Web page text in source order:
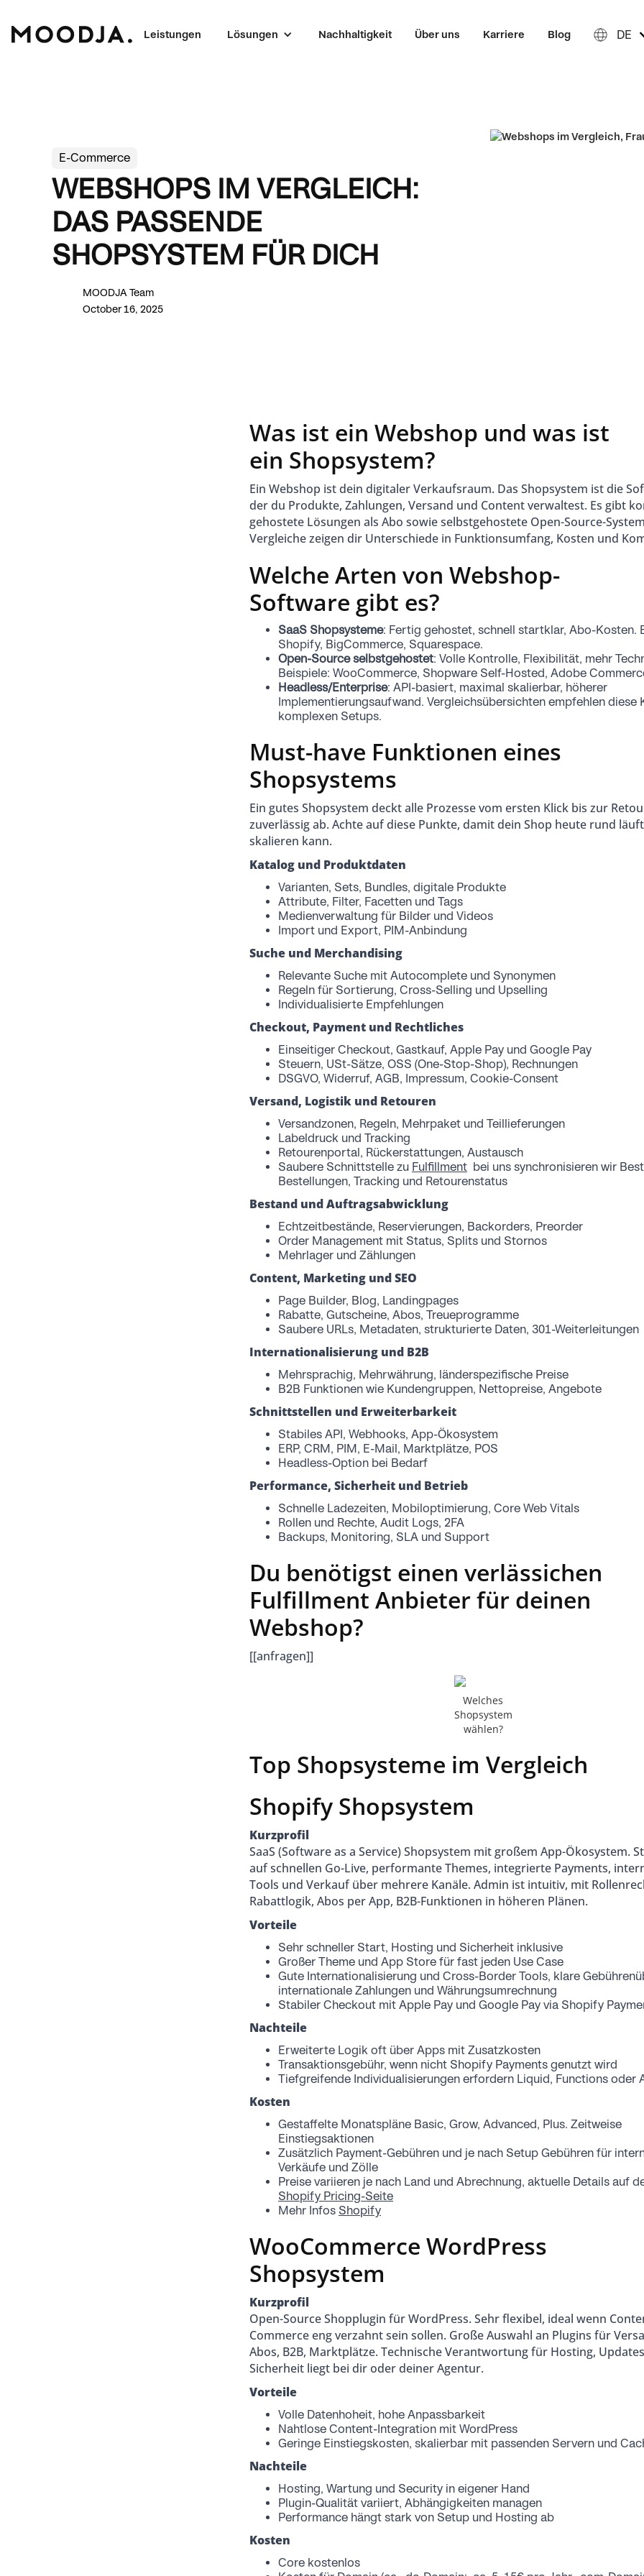
Leistungen Lösungen Nachhaltigkeit Über uns Karriere Blog DE
E-Commerce
WEBSHOPS IM VERGLEICH:
DAS PASSENDE
SHOPSYSTEM FÜR DICH
MOODJA Team
October 16, 2025
Was ist ein Webshop und was ist
ein Shopsystem?
Ein Webshop ist dein digitaler Verkaufsraum. Das Shopsystem ist die
der du Produkte, Zahlungen, Versand und Content verwaltest. Es gibt
gehostete Lösungen als Abo sowie selbstgehostete Open-Source-
Vergleiche zeigen dir Unterschiede in Funktionsumfang, Kosten und
Welche Arten von Webshop-
Software gibt es?
SaaS Shopsysteme: Fertig gehostet, schnell startklar, Abo-Kosten.
Shopify, BigCommerce, Squarespace.
Open-Source selbstgehostet: Volle Kontrolle, Flexibilität, mehr
Beispiele: WooCommerce, Shopware Self-Hosted, Adobe
Headless/Enterprise: API-basiert, maximal skalierbar, höherer
Implementierungsaufwand. Vergleichsübersichten empfehlen diese
komplexen Setups.
Must-have Funktionen eines
Shopsystems
Ein gutes Shopsystem deckt alle Prozesse vom ersten Klick bis zur
zuverlässig ab. Achte auf diese Punkte, damit dein Shop heute rund
skalieren kann.
Katalog und Produktdaten
Varianten, Sets, Bundles, digitale Produkte
Attribute, Filter, Facetten und Tags
Medienverwaltung für Bilder und Videos
Import und Export, PIM-Anbindung
Suche und Merchandising
Relevante Suche mit Autocomplete und Synonymen
Regeln für Sortierung, Cross-Selling und Upselling
Individualisierte Empfehlungen
Checkout, Payment und Rechtliches
Einseitiger Checkout, Gastkauf, Apple Pay und Google Pay
Steuern, USt-Sätze, OSS (One-Stop-Shop), Rechnungen
DSGVO, Widerruf, AGB, Impressum, Cookie-Consent
Versand, Logistik und Retouren
Versandzonen, Regeln, Mehrpaket und Teillieferungen
Labeldruck und Tracking
Retourenportal, Rückerstattungen, Austausch
Saubere Schnittstelle zu Fulfillment bei uns synchronisieren wir
Bestellungen, Tracking und Retourenstatus
Bestand und Auftragsabwicklung
Echtzeitbestände, Reservierungen, Backorders, Preorder
Order Management mit Status, Splits und Stornos
Mehrlager und Zählungen
Content, Marketing und SEO
Page Builder, Blog, Landingpages
Rabatte, Gutscheine, Abos, Treueprogramme
Saubere URLs, Metadaten, strukturierte Daten, 301-Weiterleitungen
Internationalisierung und B2B
Mehrsprachig, Mehrwährung, länderspezifische Preise
B2B Funktionen wie Kundengruppen, Nettopreise, Angebote
Schnittstellen und Erweiterbarkeit
Stabiles API, Webhooks, App-Ökosystem
ERP, CRM, PIM, E-Mail, Marktplätze, POS
Headless-Option bei Bedarf
Performance, Sicherheit und Betrieb
Schnelle Ladezeiten, Mobiloptimierung, Core Web Vitals
Rollen und Rechte, Audit Logs, 2FA
Backups, Monitoring, SLA und Support
Du benötigst einen verlässichen
Fulfillment Anbieter für deinen
Webshop?
[[anfragen]]
Welches
Shopsystem
wählen?
Top Shopsysteme im Vergleich
Shopify Shopsystem
Kurzprofil
SaaS (Software as a Service) Shopsystem mit großem App-Ökosystem.
auf schnellen Go-Live, performante Themes, integrierte Payments,
Tools und Verkauf über mehrere Kanäle. Admin ist intuitiv, mit
Rabattlogik, Abos per App, B2B-Funktionen in höheren Plänen.
Vorteile
Sehr schneller Start, Hosting und Sicherheit inklusive
Großer Theme und App Store für fast jeden Use Case
Gute Internationalisierung und Cross-Border Tools, klare
internationale Zahlungen und Währungsumrechnung
Stabiler Checkout mit Apple Pay und Google Pay via Shopify
Nachteile
Erweiterte Logik oft über Apps mit Zusatzkosten
Transaktionsgebühr, wenn nicht Shopify Payments genutzt wird
Tiefgreifende Individualisierungen erfordern Liquid, Functions oder
Kosten
Gestaffelte Monatspläne Basic, Grow, Advanced, Plus. Zeitweise
Einstiegsaktionen
Zusätzlich Payment-Gebühren und je nach Setup Gebühren für
Verkäufe und Zölle
Preise variieren je nach Land und Abrechnung, aktuelle Details auf
Shopify Pricing-Seite
Mehr Infos Shopify
WooCommerce WordPress
Shopsystem
Kurzprofil
Open-Source Shopplugin für WordPress. Sehr flexibel, ideal wenn
Commerce eng verzahnt sein sollen. Große Auswahl an Plugins für
Abos, B2B, Marktplätze. Technische Verantwortung für Hosting,
Sicherheit liegt bei dir oder deiner Agentur.
Vorteile
Volle Datenhoheit, hohe Anpassbarkeit
Nahtlose Content-Integration mit WordPress
Geringe Einstiegskosten, skalierbar mit passenden Servern und
Nachteile
Hosting, Wartung und Security in eigener Hand
Plugin-Qualität variiert, Abhängigkeiten managen
Performance hängt stark von Setup und Hosting ab
Kosten
Core kostenlos